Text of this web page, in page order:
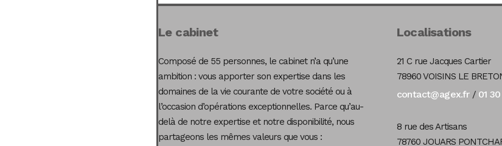
Le cabinet
Composé de 55 personnes, le cabinet n’a qu’une
ambition : vous apporter son expertise dans les
domaines de la vie courante de votre société ou à
l’occasion d’opérations exceptionnelles. Parce qu’au-
delà de notre expertise et notre disponibilité, nous
partageons les mêmes valeurs que vous :
Localisations
21 C rue Jacques Cartier
78960 VOISINS LE
contact@agex.fr/ 01
8 rue des Artisans
78760 JOUARS